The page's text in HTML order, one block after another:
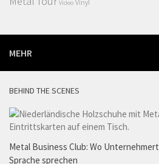
Video Vinyl
MEHR
BEHIND THE SCENES
Metal Business Club: Wo
Sprache sprechen